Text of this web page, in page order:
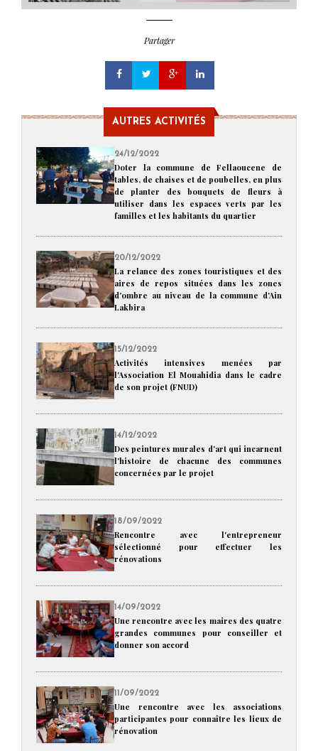
Partager
AUTRES ACTIVITÉS
24/12/2022
Doter la commune de Fellaoucene de
tables, de chaises et de poubelles, en plus
de planter des bouquets de fleurs à
utiliser dans les espaces verts par les
familles et les habitants du quartier
20/12/2022
La relance des zones touristiques et des
aires de repos situées dans les zones
d'ombre au niveau de la commune d'Ain
Lakbira
15/12/2022
Activités intensives menées par
l'Association El Mouahidia dans le cadre
de son projet (FNUD)
14/12/2022
Des peintures murales d'art qui incarnent
l'histoire de chacune des communes
concernées par le projet
18/09/2022
Rencontre avec l'entrepreneur
sélectionné pour effectuer les
rénovations
14/09/2022
Une rencontre avec les maires des quatre
grandes communes pour conseiller et
donner son accord
11/09/2022
Une rencontre avec les associations
participantes pour connaître les lieux de
rénovation